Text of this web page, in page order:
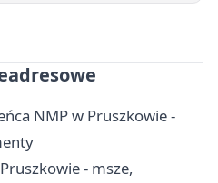
NMP w Pruszkowie -
- msze,